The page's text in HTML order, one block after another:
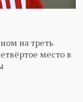
на треть
место в